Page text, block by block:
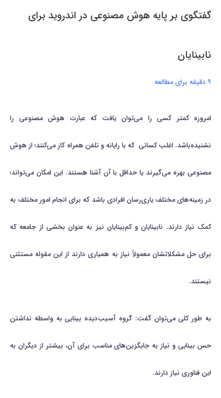
گفتگوی بر پایه هوش مصنوعی در اندروید برای
نابینایان
۹ دقیقه برای مطالعه
امروزه کمتر کسی را می‌توان یافت که عبارت هوش مصنوعی را
نشنیده‌باشد. اغلب کسانی که با رایانه و تلفن همراه کار می‌کنند؛ از هوش
مصنوعی بهره می‌گیرند یا حداقل با آن آشنا هستند. این امکان می‌تواند؛
در زمینه‌های مختلف یاری‌رسان افرادی باشد که برای انجام امور مختلف به
کمک نیاز دارند. نابینایان و کم‌بینایان نیز به عنوان بخشی از جامعه که
برای حل مشکلاتشان معمولاً نیاز به همیاری دارند از این مقوله مستثنی
نیستند.
به طور کلی می‌توان گفت: گروه آسیب‌دیده بینایی به واسطه نداشتن
حس بینایی و نیاز به جایگزین‌های مناسب برای آن، بیشتر از دیگران به
این فناوری نیاز دارند.